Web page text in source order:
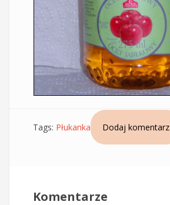
Tags: Płukanka Dodaj komentarz
Komentarze